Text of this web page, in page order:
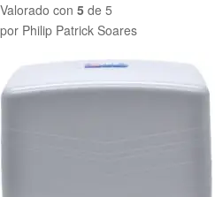
Valorado con 5 de 5
por Philip Patrick Soares